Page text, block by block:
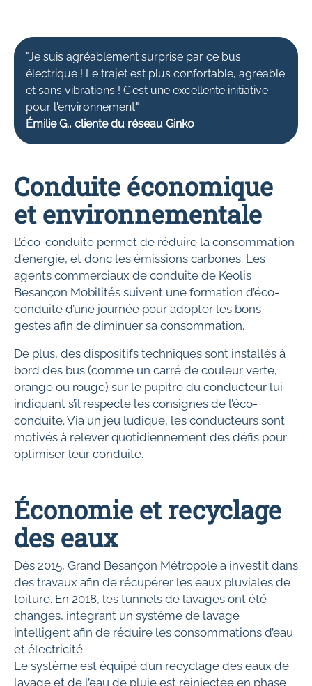
"Je suis agréablement surprise par ce bus
électrique ! Le trajet est plus confortable, agréable
et sans vibrations ! C'est une excellente initiative
pour l'environnement."
Émilie G., cliente du réseau Ginko
Conduite économique
et environnementale
L’éco-conduite permet de réduire la consommation
d’énergie, et donc les émissions carbones. Les
agents commerciaux de conduite de Keolis
Besançon Mobilités suivent une formation d’éco-
conduite d’une journée pour adopter les bons
gestes afin de diminuer sa consommation.
De plus, des dispositifs techniques sont installés à
bord des bus (comme un carré de couleur verte,
orange ou rouge) sur le pupitre du conducteur lui
indiquant s’il respecte les consignes de l’éco-
conduite. Via un jeu ludique, les conducteurs sont
motivés à relever quotidiennement des défis pour
optimiser leur conduite.
Économie et recyclage
des eaux
Dès 2015, Grand Besançon Métropole a investit dans
des travaux afin de récupérer les eaux pluviales de
toiture. En 2018, les tunnels de lavages ont été
changés, intégrant un système de lavage
intelligent afin de réduire les consommations d’eau
et électricité.
Le système est équipé d’un recyclage des eaux de
lavage et de l’eau de pluie est réinjectée en phase